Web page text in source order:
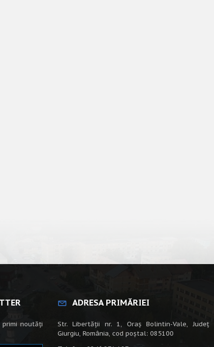
noutăți
ADRESA PRIMĂRIEI
Str. Libertății nr. 1, Oraș Bolintin-Vale, Județ
Giurgiu, România, cod poștal: 085100